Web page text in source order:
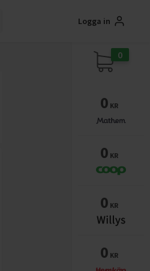
Logga in
0
0 KR
0 KR
0 KR
0 KR